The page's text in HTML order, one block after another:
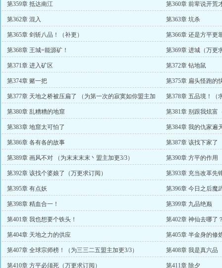
第359章 抵达南江
第360章 前辈说开荒
更1/3）
第362章 混入 第363章 坑杀
第365章 剑斩八品！（补更） 第366章 还是方平更
第368章 王城=能源矿！ 第369章 进城（万更
第371章 进入矿区 第372章 钻地鼠
第374章 赌一把 第375章 扁头怪跑的
第377章 天地之桥被压扁了 （为第一次的寂寞如你盟主加
更3/3）
第378章 五品境！（
第380章 乱糟糟的地窟 第381章 别跟我炫富
第383章 地窟太可怕了 第384章 我的仇家遍
第386章 各有各的故事 第387章 该找下家了
第389章 画风不对 （为末末末末丶盟主加更3/3） 第390章 方平的作用
第392章 该找个婆娘了（万更求订阅） 第393章 充当改革先
第395章 有点妖 第396章 今日之后魔
第398章 精血合一！ 第399章 九品绝巅
第401章 我也想要个铁头！ 第402章 神仙去哪了
第404章 天地之力的供应 第405章 半金身的修
第407章 全球宗师榜！（为三三二五盟主加更3/3） 第408章 我是真六品
第410章 方平必须死（万更求订阅） 第411章 除夕